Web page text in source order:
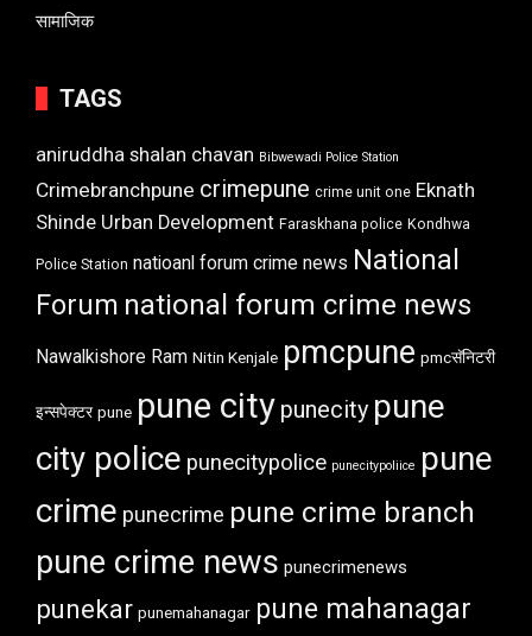
सामाजिक
TAGS
aniruddha shalan chavan Bibwewadi Police Station
Crimebranchpune crimepune crime unit one Eknath
Shinde Urban Development Faraskhana police Kondhwa
Police Station natioanl forum crime news National
Forum national forum crime news
Nawalkishore Ram Nitin Kenjale pmcpune pmcसॅनिटरी
इन्सपेक्टर pune pune city punecity pune
city police punecitypolice punecitypoliice pune
crime punecrime pune crime branch
pune crime news punecrimenews
punekar punemahanagar pune mahanagar